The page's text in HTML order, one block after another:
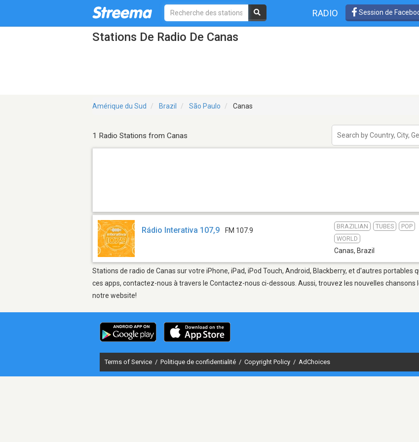
RADIO Session de
Stations De Radio De Canas
Amérique du Sud Brazil São Paulo Canas
1 Radio Stations from Canas
Rádio Interativa 107,9 FM 107.9
BRAZILIAN TUBES
POP
WORLD
Canas, Brazil
Stations de radio de Canas sur votre iPhone, iPad, iPod Touch, Android, Blackberry, et d'autres
ces apps, contactez-nous à travers le Contactez-nous ci-dessous. Aussi, trouvez les nouvelles
notre website!
Terms of Service / Politique de confidentialité / Copyright Policy / AdChoices